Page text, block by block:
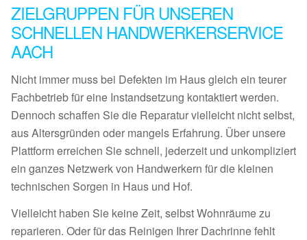
ZIELGRUPPEN FÜR UNSEREN
SCHNELLEN HANDWERKERSERVICE
AACH
Nicht immer muss bei Defekten im Haus gleich ein teurer
Fachbetrieb für eine Instandsetzung kontaktiert werden.
Dennoch schaffen Sie die Reparatur vielleicht nicht selbst,
aus Altersgründen oder mangels Erfahrung. Über unsere
Plattform erreichen Sie schnell, jederzeit und unkompliziert
ein ganzes Netzwerk von Handwerkern für die kleinen
technischen Sorgen in Haus und Hof.
Vielleicht haben Sie keine Zeit, selbst Wohnräume zu
reparieren. Oder für das Reinigen Ihrer Dachrinne fehlt